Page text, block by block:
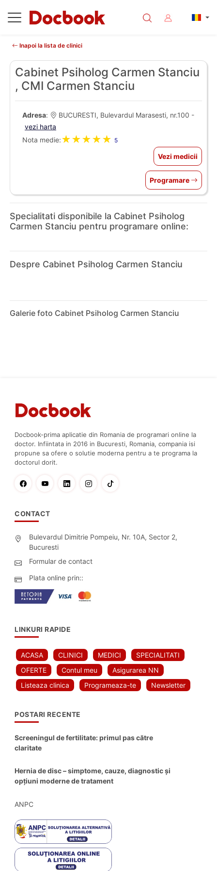
Inapoi la lista de clinici
Cabinet Psiholog Carmen Stanciu
, CMI Carmen Stanciu
Adresa:
BUCURESTI, Bulevardul Marasesti, nr.100 -
vezi harta
Nota medie:★★★★★ 5
Vezi medicii
Programare
Specialitati disponibile la Cabinet Psiholog
Carmen Stanciu pentru programare online:
Despre Cabinet Psiholog Carmen Stanciu
Galerie foto Cabinet Psiholog Carmen Stanciu
Docbook-prima aplicatie din Romania de programari online la
doctor. Infiintata in 2016 in Bucuresti, Romania, compania isi
propune sa ofere o solutie moderna pentru a te programa la
doctorul dorit.
CONTACT
Bulevardul Dimitrie Pompeiu, Nr. 10A, Sector 2,
Bucuresti
Formular de contact
Plata online prin::
LINKURI RAPIDE
ACASA CLINICI MEDICI
SPECIALITATI
OFERTE
Contul meu
Asigurarea NN
Listeaza clinica
Programeaza-te Newsletter
POSTARI RECENTE
Screeningul de fertilitate: primul pas către
claritate
Hernia de disc – simptome, cauze, diagnostic și
opțiuni moderne de tratament
ANPC